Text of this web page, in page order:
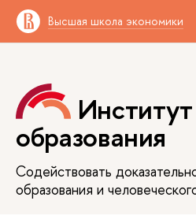
Высшая школа экономики
Институт
образования
Содействовать
образования и